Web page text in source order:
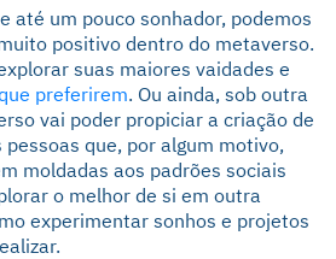
até um pouco sonhador, podemos
positivo dentro do metaverso.
suas maiores vaidades e
preferirem. Ou ainda, sob outra
vai poder propiciar a criação de
que, por algum motivo,
moldadas aos padrões sociais
o melhor de si em outra
experimentar sonhos e projetos